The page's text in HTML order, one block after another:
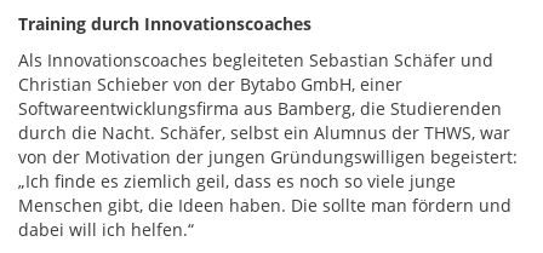
Training durch Innovationscoaches
Als Innovationscoaches begleiteten Sebastian Schäfer und
Christian Schieber von der Bytabo GmbH, einer
Softwareentwicklungsfirma aus Bamberg, die Studierenden
durch die Nacht. Schäfer, selbst ein Alumnus der THWS, war
von der Motivation der jungen Gründungswilligen begeistert:
„Ich finde es ziemlich geil, dass es noch so viele junge
Menschen gibt, die Ideen haben. Die sollte man fördern und
dabei will ich helfen.“